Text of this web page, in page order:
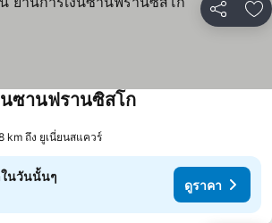
แชร์ เ
นซานฟรานซิสโกดูราคา
km ถึง ยูเนี่ยนสแควร์
ในวันนั้นๆ
ดูราคา